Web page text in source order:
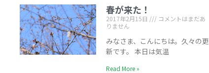
春が来た！
2017年2月15日
コメントはまだあ
りません
みなさま、こんにちは。久々の更
新です。 本日は気温
Read More »